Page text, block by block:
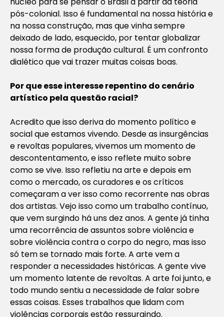
pós-colonial. Isso é fundamental na nossa história e
na nossa construção, mas que vinha sempre
deixado de lado, esquecido, por tentar globalizar
nossa forma de produção cultural. É um confronto
dialético que vai trazer muitas coisas boas.
Por que esse interesse repentino do cenário
artístico pela questão racial?
Acredito que isso deriva do momento político e
social que estamos vivendo. Desde as insurgências
e revoltas populares, vivemos um momento de
descontentamento, e isso reflete muito sobre
como se vive. Isso refletiu na arte e depois em
como o mercado, os curadores e os críticos
começaram a ver isso como recorrente nas obras
dos artistas. Vejo isso como um trabalho contínuo,
que vem surgindo há uns dez anos. A gente já tinha
uma recorrência de assuntos sobre violência e
sobre violência contra o corpo do negro, mas isso
só tem se tornado mais forte. A arte vem a
responder a necessidades históricas. A gente vive
um momento latente de revoltas. A arte foi junto, e
todo mundo sentiu a necessidade de falar sobre
essas coisas. Esses trabalhos que lidam com
violências corporais estão ressurgindo.